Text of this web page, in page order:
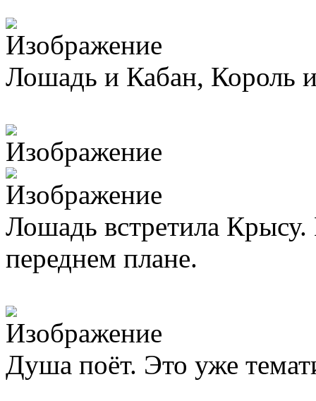
Лошадь и Кабан, Король
Лошадь встретила
переднем плане.
Душа поёт. Это уже